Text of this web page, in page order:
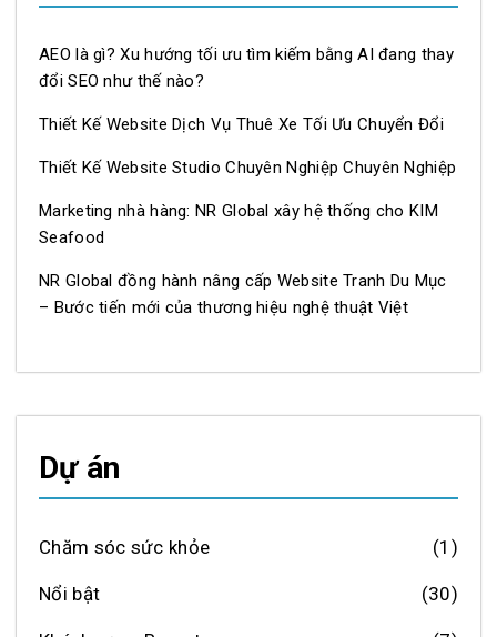
AEO là gì? Xu hướng tối ưu tìm kiếm bằng AI đang thay
đổi SEO như thế nào?
Thiết Kế Website Dịch Vụ Thuê Xe Tối Ưu Chuyển Đổi
Thiết Kế Website Studio Chuyên Nghiệp Chuyên Nghiệp
Marketing nhà hàng: NR Global xây hệ thống cho KIM
Seafood
NR Global đồng hành nâng cấp Website Tranh Du Mục
– Bước tiến mới của thương hiệu nghệ thuật Việt
Dự án
Chăm sóc sức khỏe (1)
Nổi bật (30)